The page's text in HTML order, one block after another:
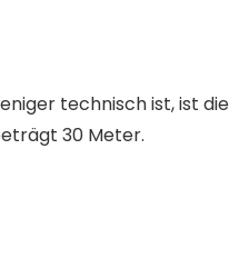
technisch ist, ist
30 Meter.